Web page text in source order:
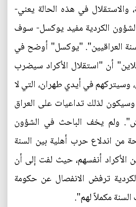
والاستقلال في هذه الحالة يعني-
الكردية مفيد يوكسل- سوف
العراقيين". "يوكسل" أوضح في
أن "استقلال الأكراد سيضرب
وسيتركهم في أيدي طهران، التي لا
وسيكون لذلك تداعيات على العراق
ولم يخف الباحث في الشؤون
من اندلاع حرب أهلية بين السنة
الأكراد أنفسهم، حيث لفت إلى أن
ترفض الانفصال عن حكومة
مكملاً لهم".